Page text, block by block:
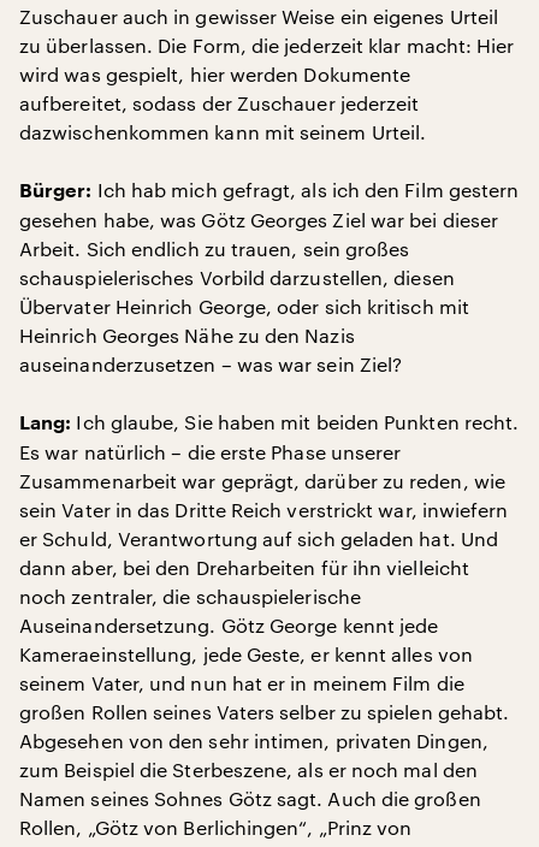
Zuschauer auch in gewisser Weise ein eigenes Urteil
zu überlassen. Die Form, die jederzeit klar macht: Hier
wird was gespielt, hier werden Dokumente
aufbereitet, sodass der Zuschauer jederzeit
dazwischenkommen kann mit seinem Urteil.
Bürger: Ich hab mich gefragt, als ich den Film gestern
gesehen habe, was Götz Georges Ziel war bei dieser
Arbeit. Sich endlich zu trauen, sein großes
schauspielerisches Vorbild darzustellen, diesen
Übervater Heinrich George, oder sich kritisch mit
Heinrich Georges Nähe zu den Nazis
auseinanderzusetzen – was war sein Ziel?
Lang: Ich glaube, Sie haben mit beiden Punkten recht.
Es war natürlich – die erste Phase unserer
Zusammenarbeit war geprägt, darüber zu reden, wie
sein Vater in das Dritte Reich verstrickt war, inwiefern
er Schuld, Verantwortung auf sich geladen hat. Und
dann aber, bei den Dreharbeiten für ihn vielleicht
noch zentraler, die schauspielerische
Auseinandersetzung. Götz George kennt jede
Kameraeinstellung, jede Geste, er kennt alles von
seinem Vater, und nun hat er in meinem Film die
großen Rollen seines Vaters selber zu spielen gehabt.
Abgesehen von den sehr intimen, privaten Dingen,
zum Beispiel die Sterbeszene, als er noch mal den
Namen seines Sohnes Götz sagt. Auch die großen
Rollen, „Götz von Berlichingen“, „Prinz von